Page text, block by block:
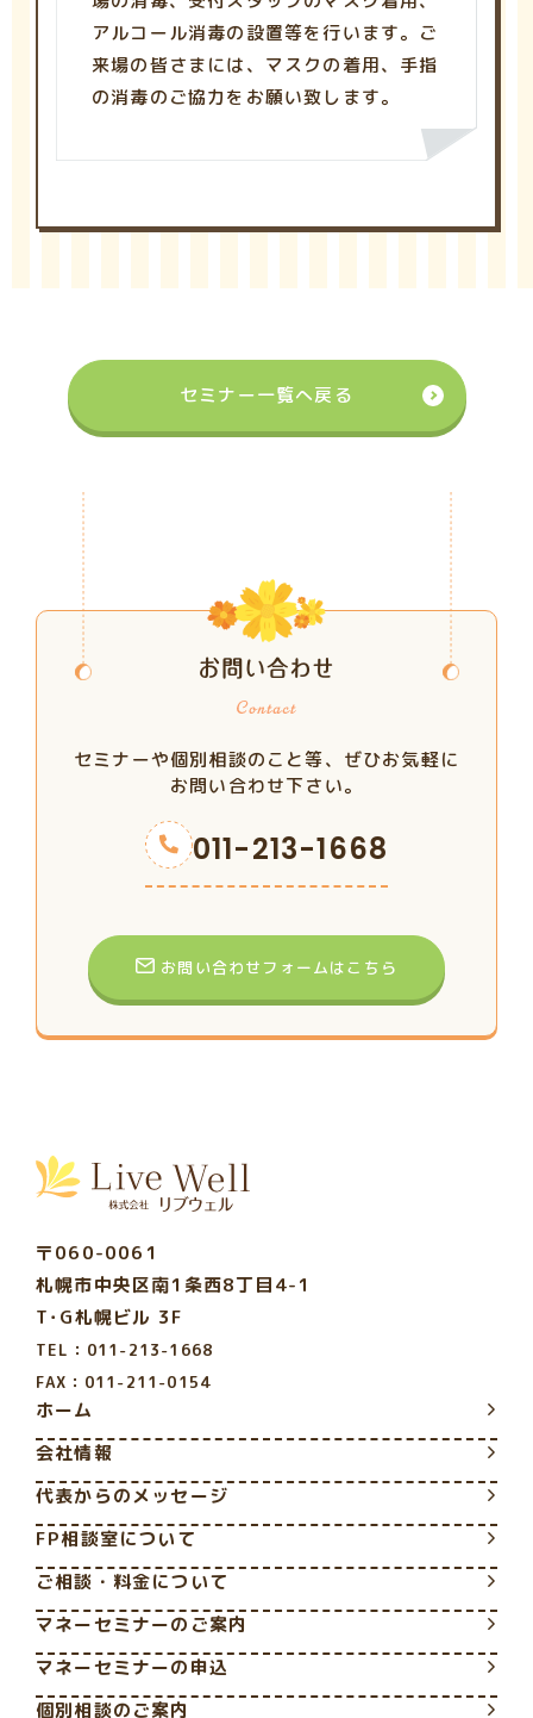
アルコール消毒の設置等を行います。ご
来場の皆さまには、マスクの着用、手指
の消毒のご協力をお願い致します。
セミナー一覧へ戻る
お問い合わせ
セミナーや個別相談のこと等、ぜひお気軽に
お問い合わせ下さい。
011-213-1668
お問い合わせフォームはこちら
〒060-0061
札幌市中央区南1条西8丁目4-1
T･G札幌ビル 3F
TEL：011-213-1668
FAX：011-211-0154
ホーム
会社情報
代表からのメッセージ
FP相談室について
ご相談・料金について
マネーセミナーのご案内
マネーセミナーの申込
個別相談のご案内